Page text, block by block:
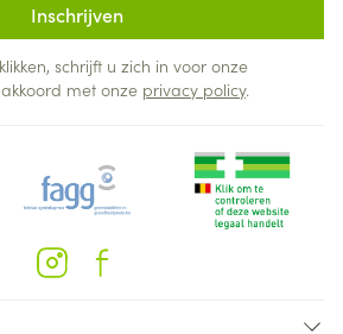
Inschrijven
schrijft u zich in voor onze
met onze privacy policy.